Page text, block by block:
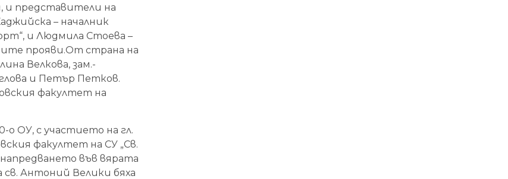
и представители на
– началник
и Людмила Стоева –
прояви.От страна на
Велкова, зам.-
и Петър Петков.
факултет на
о ОУ, с участието на гл.
факултет на СУ „Св.
във вярата
Антоний Велики бяха